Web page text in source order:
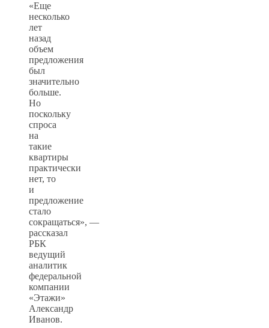
«Еще
несколько
лет
назад
объем
предложения
был
значительно
больше.
Но
поскольку
спроса
на
такие
квартиры
практически
нет, то
и
предложение
стало
сокращаться», —
рассказал
РБК
ведущий
аналитик
федеральной
компании
«Этажи»
Александр
Иванов.